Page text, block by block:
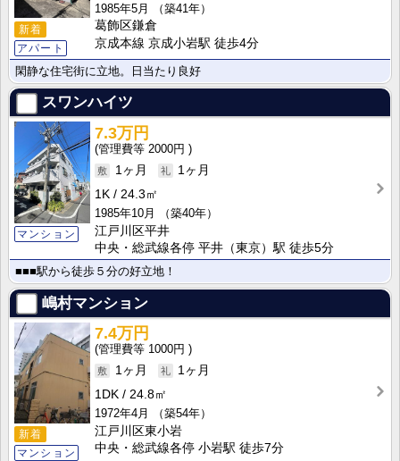
新着
アパート
1985年5月
（築41年）
葛飾区鎌倉
京成本線 京成小岩駅 徒歩4分
閑静な住宅街に立地。日当たり良好
スワンハイツ
マンション
7.3万円
2000円
1ヶ月
1ヶ月
1K
24.3㎡
1985年10月
（築40年）
江戸川区平井
中央・総武線各停 平井（東京）駅 徒歩5分
■■■駅から徒歩５分の好立地！
嶋村マンション
新着
マンション
7.4万円
1000円
1ヶ月
1ヶ月
1DK
24.8㎡
1972年4月
（築54年）
江戸川区東小岩
中央・総武線各停 小岩駅 徒歩7分